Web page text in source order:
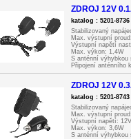
ZDROJ 12V
katalog : 5201-8736
Stabilizovaný
Max. výstupní
Výstupní napětí
Max. výkon: 1,4W
S anténní výhybkou
Připojení anténního
Indikace
ZDROJ 12V
katalog : 5201-8743
Stabilizovaný
Max. výstupní
Výstupní napětí:
Max. výkon: 3,6W
S anténní výhybkou